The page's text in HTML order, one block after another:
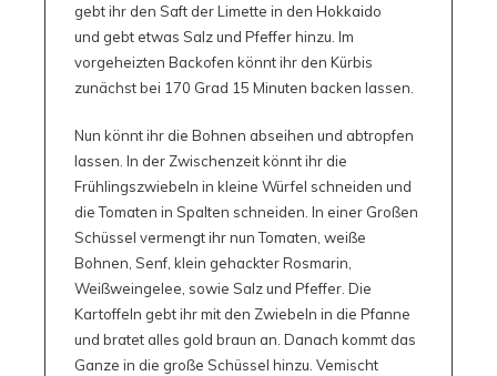
gebt ihr den Saft der Limette in den Hokkaido
und gebt etwas Salz und Pfeffer hinzu. Im
vorgeheizten Backofen könnt ihr den Kürbis
zunächst bei 170 Grad 15 Minuten backen lassen.
Nun könnt ihr die Bohnen abseihen und abtropfen
lassen. In der Zwischenzeit könnt ihr die
Frühlingszwiebeln in kleine Würfel schneiden und
die Tomaten in Spalten schneiden. In einer Großen
Schüssel vermengt ihr nun Tomaten, weiße
Bohnen, Senf, klein gehackter Rosmarin,
Weißweingelee, sowie Salz und Pfeffer. Die
Kartoffeln gebt ihr mit den Zwiebeln in die Pfanne
und bratet alles gold braun an. Danach kommt das
Ganze in die große Schüssel hinzu. Vemischt